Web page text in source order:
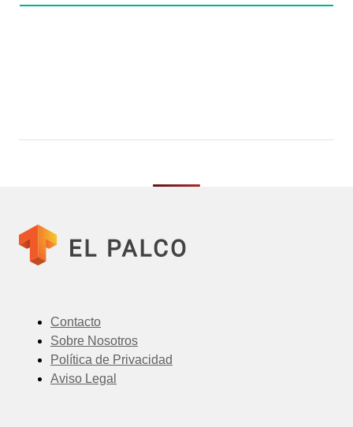
Contacto
Sobre Nosotros
Política de Privacidad
Aviso Legal